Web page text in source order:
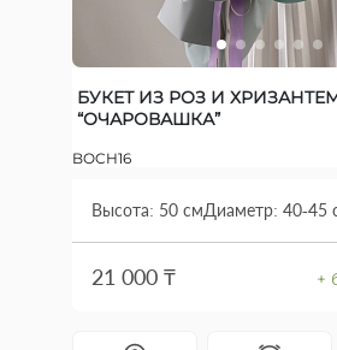
БУКЕТ ИЗ РОЗ И
“ОЧАРОВАШКА”
BOCH16
Высота: 50 смДиаметр: 40-45
21 000 ₸ +